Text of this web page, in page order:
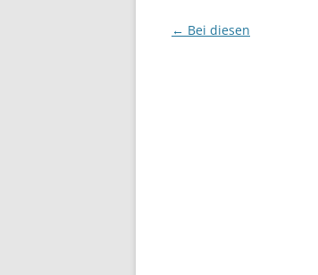
Beitragsnavigation
← Bei diesen